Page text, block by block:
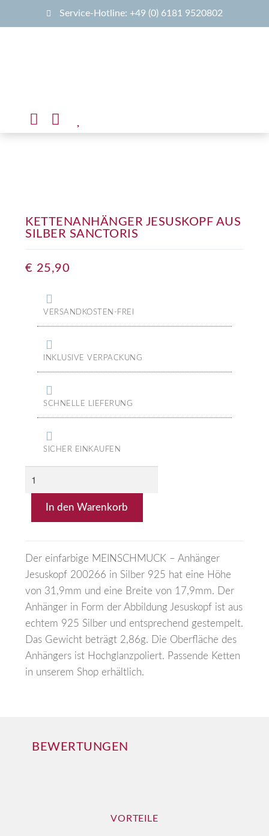
Service-Hotline: +49 (0) 6181 9520802
KETTENANHÄNGER JESUSKOPF AUS
SILBER SANCTORIS
€ 25,90
VERSANDKOSTEN-FREI
INKLUSIVE VERPACKUNG
SCHNELLE LIEFERUNG
SICHER EINKAUFEN
In den Warenkorb
Der einfarbige MEINSCHMUCK – Anhänger
Jesuskopf 200266 in Silber 925 hat eine Höhe
von 31,9mm und eine Breite von 17,9mm. Der
Anhänger in Form der Abbildung Jesuskopf ist aus
echtem 925 Silber und entsprechend gestempelt.
Das Gewicht beträgt 2,86g. Die Oberfläche des
Anhängers ist Hochglanzpoliert. Passende Ketten
in unserem Shop erhältlich.
BEWERTUNGEN
VORTEILE